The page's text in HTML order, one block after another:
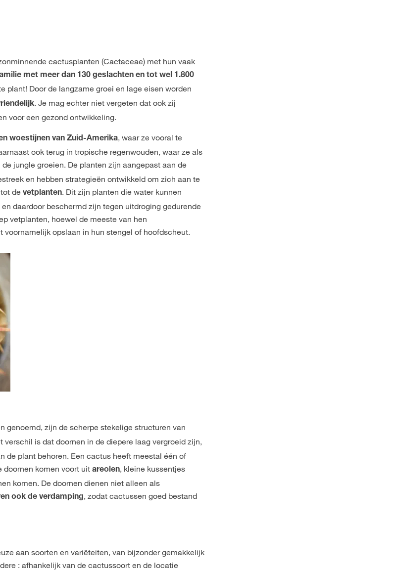
cactusplanten (Cactaceae) met hun vaak
met meer dan 130 geslachten en tot wel 1.800
plant! Door de langzame groei en lage eisen worden
. Je mag echter niet vergeten dat ook zij
voor een gezond ontwikkeling.
woestijnen van Zuid-Amerika, waar ze vooral te
ook terug in tropische regenwouden, waar ze als
jungle groeien. De planten zijn aangepast aan de
en hebben strategieën ontwikkeld om zich aan te
tot devetplanten. Dit zijn planten die water kunnen
daardoor beschermd zijn tegen uitdroging gedurende
vetplanten, hoewel de meeste van hen
opslaan in hun stengel of hoofdscheut.
genoemd, zijn de scherpe stekelige structuren van
verschil is dat doornen in de diepere laag vergroeid zijn,
de plant behoren. Een cactus heeft meestal één of
doornen komen voort uitareolen, kleine kussentjes
komen. De doornen dienen niet alleen als
ook de verdamping, zodat cactussen goed bestand
aan soorten en variëteiten, van bijzonder gemakkelijk
: afhankelijk van de cactussoort en de locatie